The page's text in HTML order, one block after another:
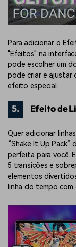
Para adicionar o
"Efeitos" na
pode escolher um
pode criar e ajustar
efeito especial.
5. Efeito de
Quer adicionar
“Shake It Up Pack”
perfeita para você.
5 transições e
elementos
linha do tempo